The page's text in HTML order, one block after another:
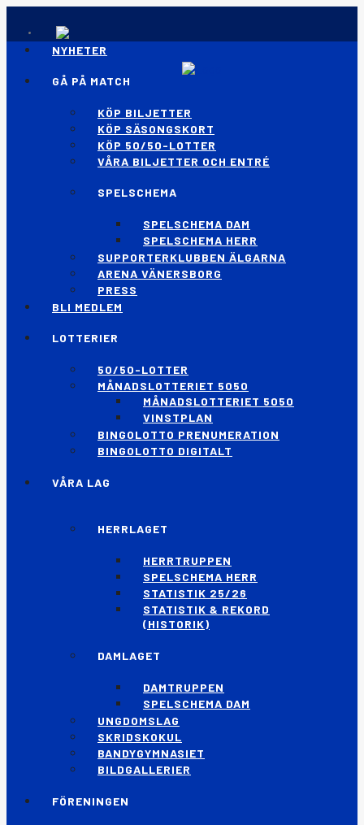
NYHETER
GÅ PÅ MATCH
KÖP BILJETTER
KÖP SÄSONGSKORT
KÖP 50/50-LOTTER
VÅRA BILJETTER OCH ENTRÉ
SPELSCHEMA
SPELSCHEMA DAM
SPELSCHEMA HERR
SUPPORTERKLUBBEN ÄLGARNA
ARENA VÄNERSBORG
PRESS
BLI MEDLEM
LOTTERIER
50/50-LOTTER
MÅNADSLOTTERIET 5050
MÅNADSLOTTERIET 5050
VINSTPLAN
BINGOLOTTO PRENUMERATION
BINGOLOTTO DIGITALT
VÅRA LAG
HERRLAGET
HERRTRUPPEN
SPELSCHEMA HERR
STATISTIK 25/26
STATISTIK & REKORD
(HISTORIK)
DAMLAGET
DAMTRUPPEN
SPELSCHEMA DAM
UNGDOMSLAG
SKRIDSKOKUL
BANDYGYMNASIET
BILDGALLERIER
FÖRENINGEN